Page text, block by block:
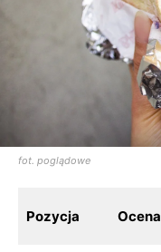
fot. poglądowe
Pozycja Ocena